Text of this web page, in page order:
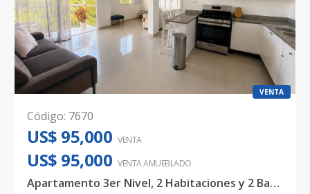
VENTA
Código: 7670
US$ 95,000 VENTA
US$ 95,000 VENTA AMUEBLADO
Apartamento 3er Nivel, 2 Habitaciones y 2 Baños Amueblado Ciudad Caracolí